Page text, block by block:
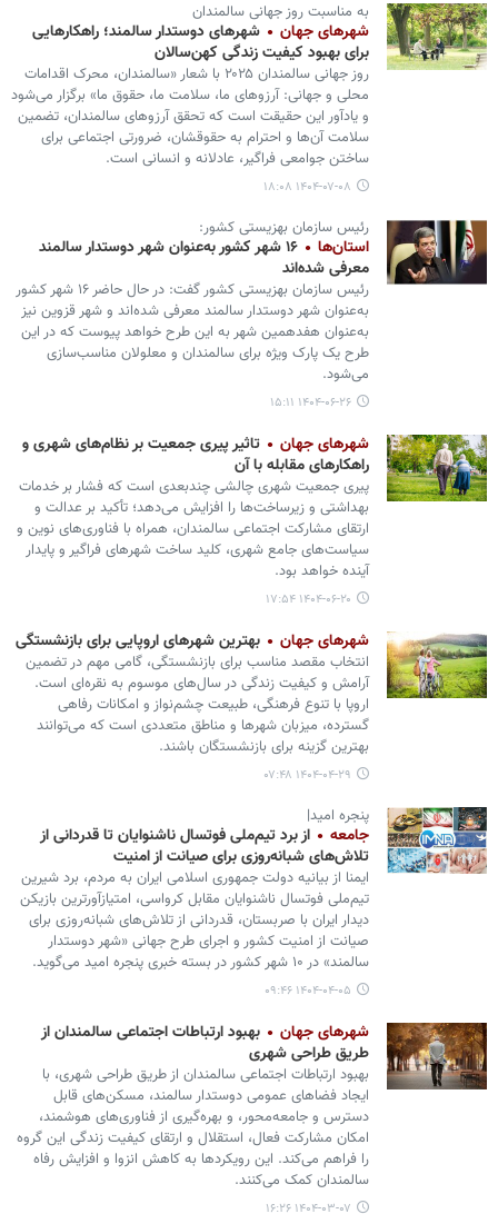
به مناسبت روز جهانی سالمندان
شهرهای جهان
شهرهای دوستدار سالمند؛ راهکارهایی
برای بهبود کیفیت زندگی کهن‌سالان
روز جهانی سالمندان ۲۰۲۵ با شعار «سالمندان، محرک اقدامات
محلی و جهانی: آرزوهای ما، سلامت ما، حقوق ما» برگزار می‌شود
و یادآور این حقیقت است که تحقق آرزوهای سالمندان، تضمین
سلامت آن‌ها و احترام به حقوقشان، ضرورتی اجتماعی برای
ساختن جوامعی فراگیر، عادلانه و انسانی است.
۱۴۰۴-۰۷-۰۸ ۱۸:۰۸
رئیس سازمان بهزیستی کشور:
استان‌ها
۱۶ شهر کشور به‌عنوان شهر دوستدار سالمند
معرفی شده‌اند
رئیس سازمان بهزیستی کشور گفت: در حال حاضر ۱۶ شهر کشور
به‌عنوان شهر دوستدار سالمند معرفی شده‌اند و شهر قزوین نیز
به‌عنوان هفدهمین شهر به این طرح خواهد پیوست که در این
طرح یک پارک ویژه برای سالمندان و معلولان مناسب‌سازی
می‌شود.
۱۴۰۴-۰۶-۲۶ ۱۵:۱۱
شهرهای جهان
تاثیر پیری جمعیت بر نظام‌های شهری و
راهکارهای مقابله با آن
پیری جمعیت شهری چالشی چندبعدی است که فشار بر خدمات
بهداشتی و زیرساخت‌ها را افزایش می‌دهد؛ تأکید بر عدالت و
ارتقای مشارکت اجتماعی سالمندان، همراه با فناوری‌های نوین و
سیاست‌های جامع شهری، کلید ساخت شهرهای فراگیر و پایدار
آینده خواهد بود.
۱۴۰۴-۰۶-۲۰ ۱۷:۵۴
شهرهای جهان بهترین شهرهای اروپایی برای بازنشستگی
انتخاب مقصد مناسب برای بازنشستگی، گامی مهم در تضمین
آرامش و کیفیت زندگی در سال‌های موسوم به نقره‌ای است.
اروپا با تنوع فرهنگی، طبیعت چشم‌نواز و امکانات رفاهی
گسترده، میزبان شهرها و مناطق متعددی است که می‌توانند
بهترین گزینه برای بازنشستگان باشند.
۱۴۰۴-۰۴-۲۹ ۰۷:۴۸
پنجره امید|
جامعه
از برد تیم‌ملی فوتسال ناشنوایان تا قدردانی از
تلاش‌های شبانه‌روزی برای صیانت از امنیت
ایمنا از بیانیه دولت جمهوری اسلامی ایران به مردم، برد شیرین
تیم‌ملی فوتسال ناشنوایان مقابل کرواسی، امتیازآورترین بازیکن
دیدار ایران با صربستان، قدردانی از تلاش‌های شبانه‌روزی برای
صیانت از امنیت کشور و اجرای طرح جهانی «شهر دوستدار
سالمند» در ۱۰ شهر کشور در بسته خبری پنجره امید می‌گوید.
۱۴۰۴-۰۴-۰۵ ۰۹:۴۶
شهرهای جهان
بهبود ارتباطات اجتماعی سالمندان از
طریق طراحی شهری
بهبود ارتباطات اجتماعی سالمندان از طریق طراحی شهری، با
ایجاد فضاهای عمومی دوستدار سالمند، مسکن‌های قابل
دسترس و جامعه‌محور، و بهره‌گیری از فناوری‌های هوشمند،
امکان مشارکت فعال، استقلال و ارتقای کیفیت زندگی این گروه
را فراهم می‌کند. این رویکردها به کاهش انزوا و افزایش رفاه
سالمندان کمک می‌کنند.
۱۴۰۴-۰۳-۰۷ ۱۶:۲۶